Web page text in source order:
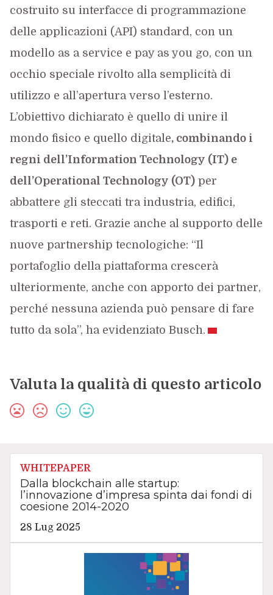
costruito su interfacce di programmazione
delle applicazioni (API) standard, con un
modello as a service e pay as you go, con un
occhio speciale rivolto alla semplicità di
utilizzo e all’apertura verso l’esterno.
L’obiettivo dichiarato è quello di unire il
mondo fisico e quello digitale, combinando i
regni dell’Information Technology (IT) e
dell’Operational Technology (OT)per
abbattere gli steccati tra industria, edifici,
trasporti e reti. Grazie anche al supporto delle
nuove partnership tecnologiche: “Il
portafoglio della piattaforma crescerà
ulteriormente, anche con apporto dei partner,
perché nessuna azienda può pensare di fare
tutto da sola”, ha evidenziato Busch.
Valuta la qualità di questo articolo
WHITEPAPER
Dalla blockchain alle startup:
l’innovazione d’impresa spinta dai fondi di
coesione 2014-2020
28 Lug 2025